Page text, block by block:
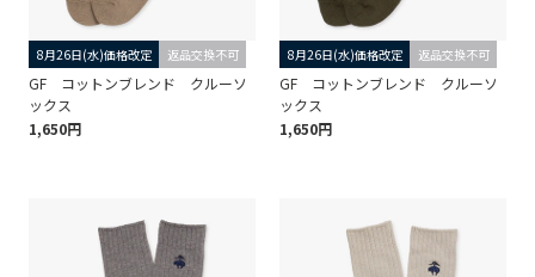
8月26日(水)価格改定 返品交換不可
GF コットンブレンド クルーソ
ックス
1,650円
8月26日(水)価格改定 返品交換不可
GF コットンブレンド クルーソ
ックス
1,650円